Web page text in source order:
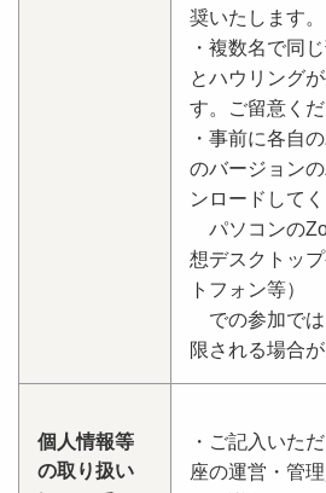
奨いたします。
・複数名で同
とハウリング
す。ご留意くだ
・事前に各自
のバージョン
ンロードしてく
パソコンの
想デスクトッ
トフォン等）
での参加では
限される場合が
個人情報等
の取り扱い
・ご記入いた
座の運営・管